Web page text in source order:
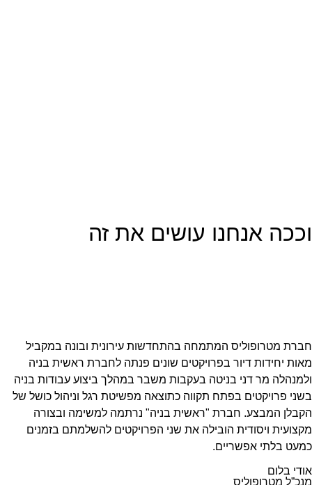
וככה אנחנו עושים את זה
חברת מטרופוליס המתמחה בהתחדשות עירונית ובונה במקביל
מאות יחידות דיור בפרויקטים שונים פנתה לחברת ראשית בניה
ולמנהלה מר דני בניטה בעקבות משבר במהלך ביצוע עבודות בניה
בשני פרויקטים בפתח תקווה כתוצאה מפשיטת רגל וניהול כושל של
הקבלן המבצע. חברת "ראשית בניה" נרתמה למשימה ובצורה
מקצועית ויסודית הובילה את שני הפרויקטים להשלמתם בזמנים
כמעט בלתי אפשריים.
אודי בלום
מנכ”ל מטרופוליס